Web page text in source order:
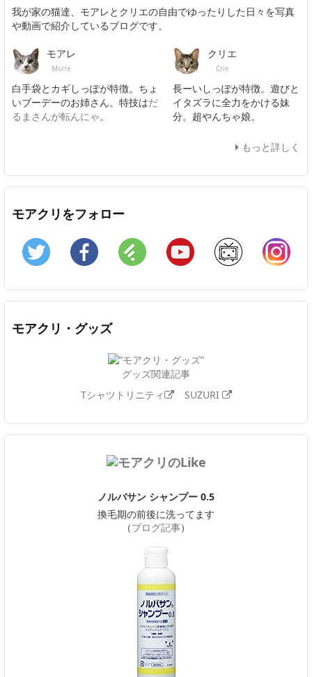
我が家の猫達、モアレとクリエの自由でゆったりした日々を写真
や動画で紹介しているブログです。
モアレ
Moire
白手袋とカギしっぽが特徴。ちょ
いブーデーのお姉さん。特技はだ
るまさんが転んにゃ。
クリエ
Crie
長ーいしっぽが特徴。遊びと
イタズラに全力をかける妹
分。超やんちゃ娘。
もっと詳しく
モアクリをフォロー
Twitter Facebook Feedly YouTube ニコニコ動画
モアクリ・グッズ
グッズ関連記事
Tシャツトリニティ
SUZURI
ノルバサン シャンプー 0.5
換毛期の前後に洗ってます
（ブログ記事）